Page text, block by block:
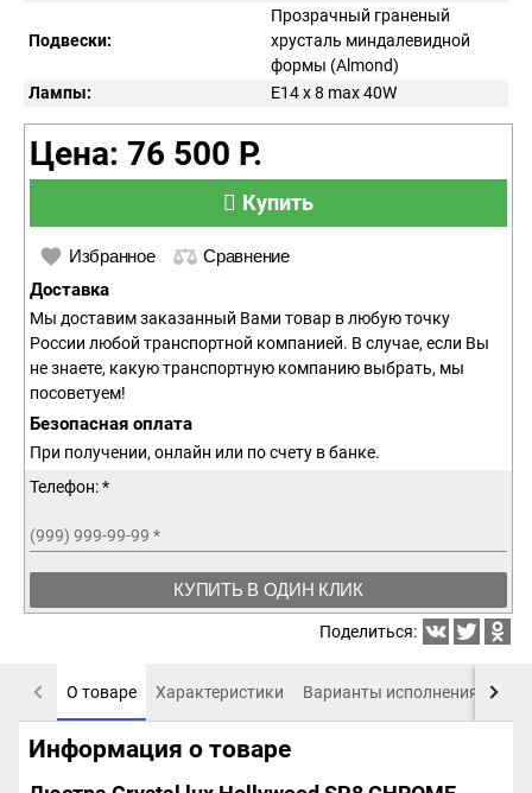
Подвески:
Прозрачный граненый
хрусталь миндалевидной
формы (Almond)
Лампы:
E14 x 8 max 40W
Цена: 76 500 Р.
Купить
Избранное Сравнение
Доставка
Мы доставим заказанный Вами товар в любую точку
России любой транспортной компанией. В случае, если Вы
не знаете, какую транспортную компанию выбрать, мы
посоветуем!
Безопасная оплата
При получении, онлайн или по счету в банке.
Телефон: *
(999) 999-99-99 *
КУПИТЬ В ОДИН КЛИК
Поделиться:
О товаре Характеристики Варианты исполнения
Информация о товаре